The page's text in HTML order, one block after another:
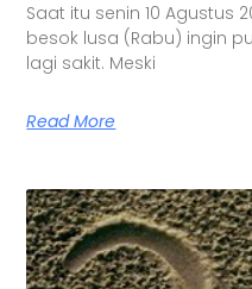
Saat itu senin 10 Agustus
besok lusa (Rabu) ingin
lagi sakit. Meski
Read More